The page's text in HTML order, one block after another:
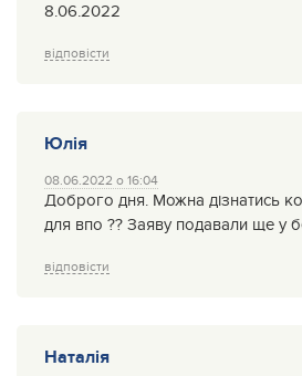
8.06.2022
відповісти
Юлія
08.06.2022 о 16:04
Доброго дня. Можна дізнатись
для впо ?? Заяву подавали ще у
відповісти
Наталія